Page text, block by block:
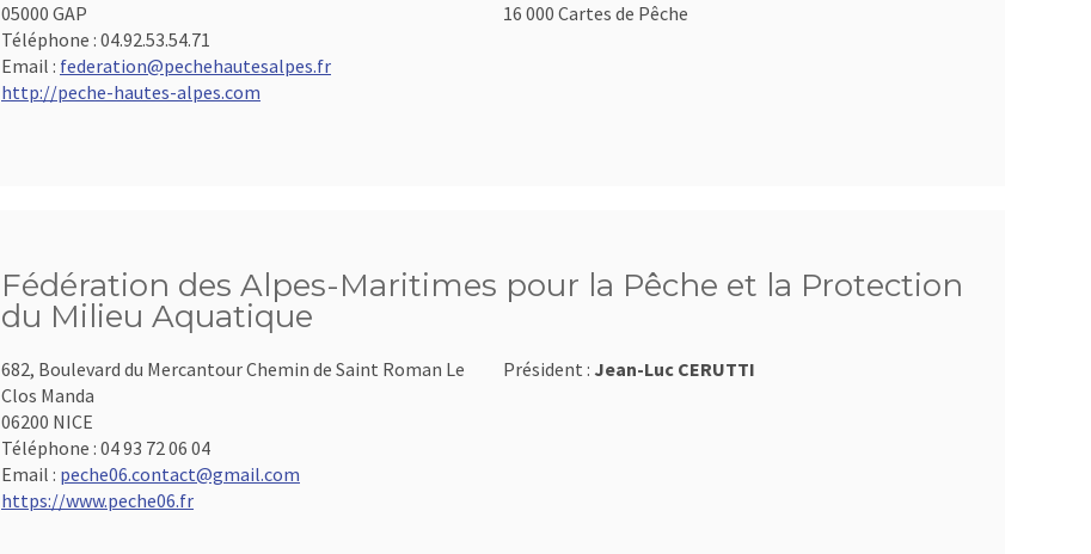
05000 GAP
Téléphone : 04.92.53.54.71
Email : federation@pechehautesalpes.fr
http://peche-hautes-alpes.com
16 000 Cartes de Pêche
Fédération des Alpes-Maritimes pour la Pêche et la Protection
du Milieu Aquatique
682, Boulevard du Mercantour Chemin de Saint Roman Le
Clos Manda
06200 NICE
Téléphone : 04 93 72 06 04
Email : peche06.contact@gmail.com
https://www.peche06.fr
Président : Jean-Luc CERUTTI